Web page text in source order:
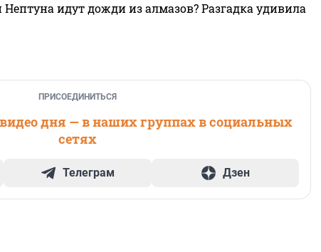
идут дожди из алмазов? Разгадка удивила
ПРИСОЕДИНИТЬСЯ
дня — в наших группах в социальных
сетях
Телеграм Дзен